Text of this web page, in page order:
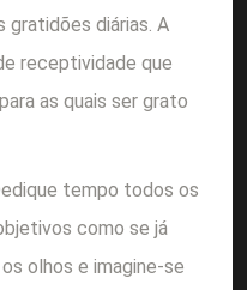
gratidões diárias. A
receptividade que
as quais ser grato
tempo todos os
como se já
olhos e imagine-se